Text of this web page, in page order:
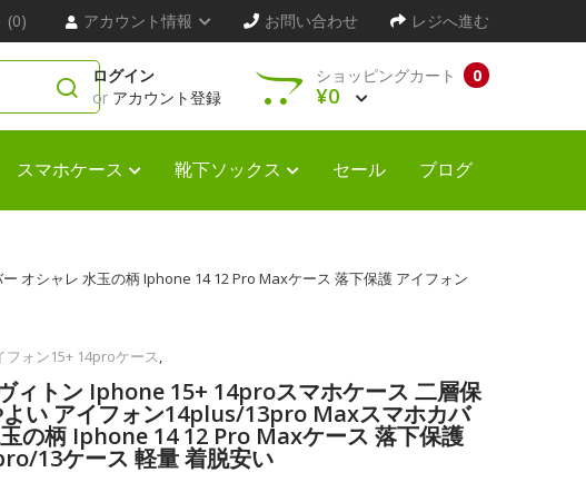
(0) アカウント情報 お問い合わせ レジへ進む
ログイン
or アカウント登録
0
ショッピングカート
¥0
スマホケース 靴下ソックス セール ブログ
オシャレ 水玉の柄 Iphone 14 12 Pro Maxケース 落下保護 アイフォン
フォン15+ 14proケース,
ィトン Iphone 15+ 14proスマホケース 二層保
よい アイフォン14plus/13pro Maxスマホカバ
の柄 Iphone 14 12 Pro Maxケース 落下保護
13ケース 軽量 着脱安い